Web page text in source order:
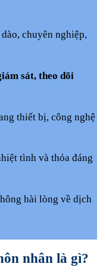
chuyên nghiệp,
sát, theo dõi
thiết bị, công nghệ
tình và thỏa đáng
hài lòng về dịch
nhân là gì?